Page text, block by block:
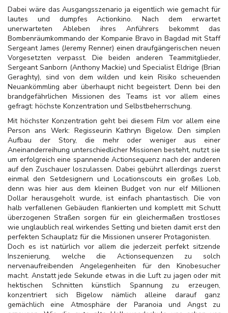
Dabei wäre das Ausgangsszenario ja eigentlich wie gemacht für
lautes und dumpfes Actionkino. Nach dem erwartet
unerwarteten Ableben ihres Anführers bekommt das
Bombenräumkommando der Kompanie Bravo in Bagdad mit Staff
Sergeant James (Jeremy Renner) einen draufgängerischen neuen
Vorgesetzten verpasst. Die beiden anderen Teammitglieder,
Sergeant Sanborn (Anthony Mackie) und Specialist Eldrige (Brian
Geraghty), sind von dem wilden und kein Risiko scheuenden
Neuankömmling aber überhaupt nicht begeistert. Denn bei den
brandgefährlichen Missionen des Teams ist vor allem eines
gefragt: höchste Konzentration und Selbstbeherrschung.
Mit höchster Konzentration geht bei diesem Film vor allem eine
Person ans Werk: Regisseurin Kathryn Bigelow. Den simplen
Aufbau der Story, die mehr oder weniger aus einer
Aneinanderreihung unterschiedlicher Missionen besteht, nutzt sie
um erfolgreich eine spannende Actionsequenz nach der anderen
auf den Zuschauer loszulassen. Dabei gebührt allerdings zuerst
einmal den Setdesignern und Locationscouts ein großes Lob,
denn was hier aus dem kleinen Budget von nur elf Millionen
Dollar herausgeholt wurde, ist einfach phantastisch. Die von
halb verfallenen Gebäuden flankierten und komplett mit Schutt
überzogenen Straßen sorgen für ein gleichermaßen trostloses
wie unglaublich real wirkendes Setting und bieten damit erst den
perfekten Schauplatz für die Missionen unserer Protagonisten.
Doch es ist natürlich vor allem die jederzeit perfekt sitzende
Inszenierung, welche die Actionsequenzen zu solch
nervenaufreibenden Angelegenheiten für den Kinobesucher
macht. Anstatt jede Sekunde etwas in die Luft zu jagen oder mit
hektischen Schnitten künstlich Spannung zu erzeugen,
konzentriert sich Bigelow nämlich alleine darauf ganz
gemächlich eine Atmosphäre der Paranoia und Angst zu